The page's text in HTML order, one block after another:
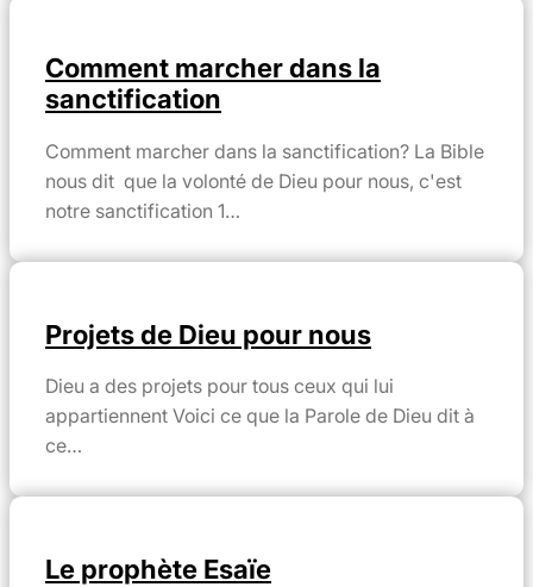
Comment marcher dans la
sanctification
Comment marcher dans la sanctification? La Bible
nous dit que la volonté de Dieu pour nous, c'est
notre sanctification 1…
Projets de Dieu pour nous
Dieu a des projets pour tous ceux qui lui
appartiennent Voici ce que la Parole de Dieu dit à
ce…
Le prophète Esaïe